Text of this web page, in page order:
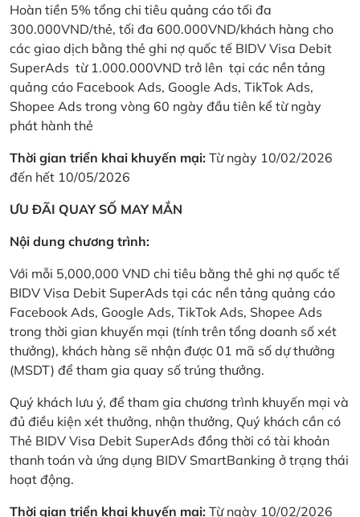
Hoàn tiền 5% tổng chi tiêu quảng cáo tối đa
300.000VND/thẻ, tối đa 600.000VND/khách hàng cho
các giao dịch bằng thẻ ghi nợ quốc tế BIDV Visa Debit
SuperAds từ 1.000.000VND trở lên tại các nền tảng
quảng cáo Facebook Ads, Google Ads, TikTok Ads,
Shopee Ads trong vòng 60 ngày đầu tiên kể từ ngày
phát hành thẻ
Thời gian triển khai khuyến mại: Từ ngày 10/02/2026
đến hết 10/05/2026
ƯU ĐÃI QUAY SỐ MAY MẮN
Nội dung chương trình:
Với mỗi 5,000,000 VND chi tiêu bằng thẻ ghi nợ quốc tế
BIDV Visa Debit SuperAds tại các nền tảng quảng cáo
Facebook Ads, Google Ads, TikTok Ads, Shopee Ads
trong thời gian khuyến mại (tính trên tổng doanh số xét
thưởng), khách hàng sẽ nhận được 01 mã số dự thưởng
(MSDT) để tham gia quay số trúng thưởng.
Quý khách lưu ý, để tham gia chương trình khuyến mại và
đủ điều kiện xét thưởng, nhận thưởng, Quý khách cần có
Thẻ BIDV Visa Debit SuperAds đồng thời có tài khoản
thanh toán và ứng dụng BIDV SmartBanking ở trạng thái
hoạt động.
Thời gian triển khai khuyến mại: Từ ngày 10/02/2026